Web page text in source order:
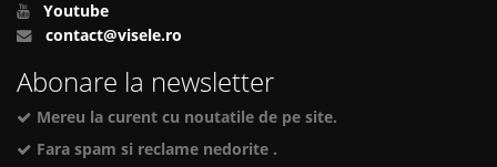
Youtube
contact@visele.ro
Abonare la newsletter
Mereu la curent cu noutatile de pe site.
Fara spam si reclame nedorite .